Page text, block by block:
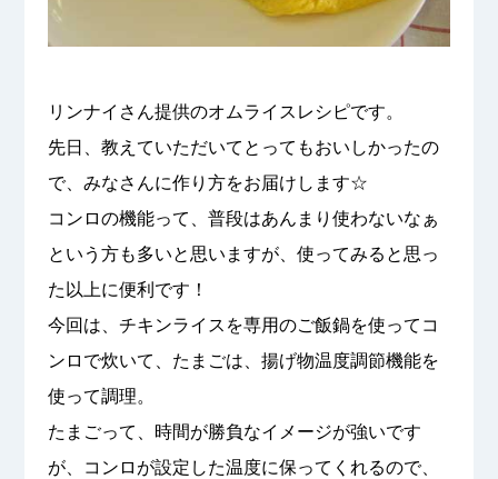
リンナイさん提供のオムライスレシピです。
先日、教えていただいてとってもおいしかったの
で、みなさんに作り方をお届けします☆
コンロの機能って、普段はあんまり使わないなぁ
という方も多いと思いますが、使ってみると思っ
た以上に便利です！
今回は、チキンライスを専用のご飯鍋を使ってコ
ンロで炊いて、たまごは、揚げ物温度調節機能を
使って調理。
たまごって、時間が勝負なイメージが強いです
が、コンロが設定した温度に保ってくれるので、